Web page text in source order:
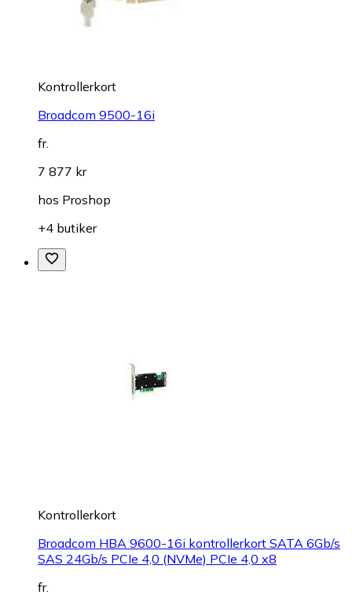
Kontrollerkort
Broadcom 9500-16i
fr.
7 877 kr
hos Proshop
+4 butiker
Kontrollerkort
Broadcom HBA 9600-16i kontrollerkort SATA 6Gb/s
SAS 24Gb/s PCIe 4,0 (NVMe) PCIe 4,0 x8
fr.